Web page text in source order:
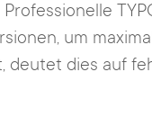
um
deutet dies auf